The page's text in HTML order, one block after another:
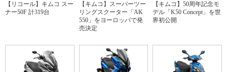
【リコール】キムコ スー
ナー50F 計319台
【キムコ】スーパーツー
リングスクーター「AK
550」をヨーロッパで発
売決定
【キムコ】50周年記念モ
デル「K50 Concept」を世
界初公開